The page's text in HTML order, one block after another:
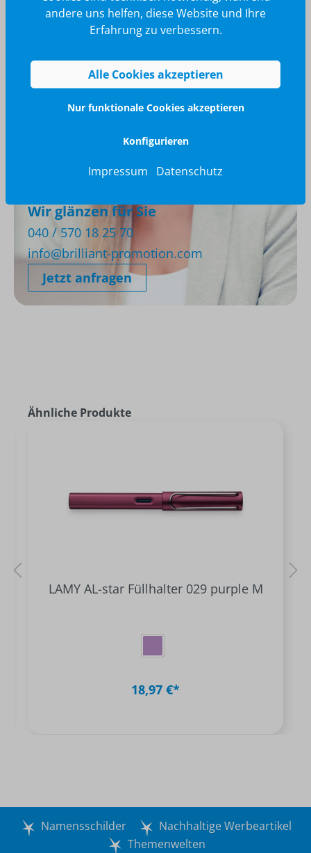
Metallclip, Großraum-Ti…Mehr
Wir glänzen für Sie
040 / 570 18 25 70
info@brilliant-promotion.com
Jetzt anfragen
Ähnliche Produkte
LAMY AL-star Füllhalter 029 purple M
18,97 €*
Namensschilder
Nachhaltige Werbeartikel
Themenwelten
andere uns helfen, diese Website und Ihre
Erfahrung zu verbessern.
Alle Cookies akzeptieren
Nur funktionale Cookies akzeptieren
Konfigurieren
Impressum Datenschutz